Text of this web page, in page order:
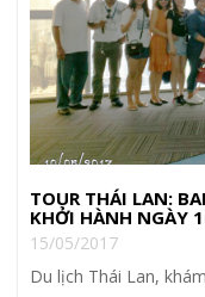
TOUR THÁI LAN:
KHỞI HÀNH NGÀY
15/05/2017
Du lịch Thái Lan,